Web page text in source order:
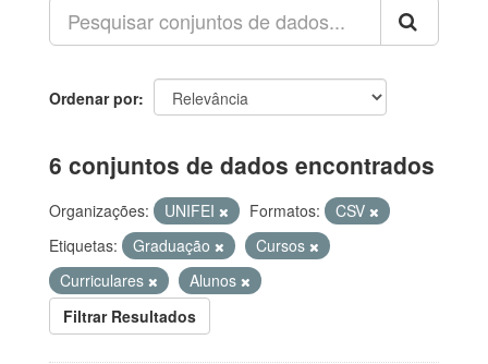
Ordenar por
6 conjuntos de dados encontrados
Organizações: UNIFEI Formatos:
CSV
Etiquetas:
Graduação
Cursos
Curriculares
Alunos
Filtrar Resultados